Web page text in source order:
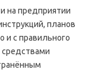
на предприятии
планов
и с правильного